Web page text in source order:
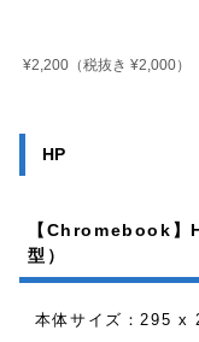
¥2,200 （税抜き ¥2,000）
HP
【Chromebook
型）
本体サイズ：295